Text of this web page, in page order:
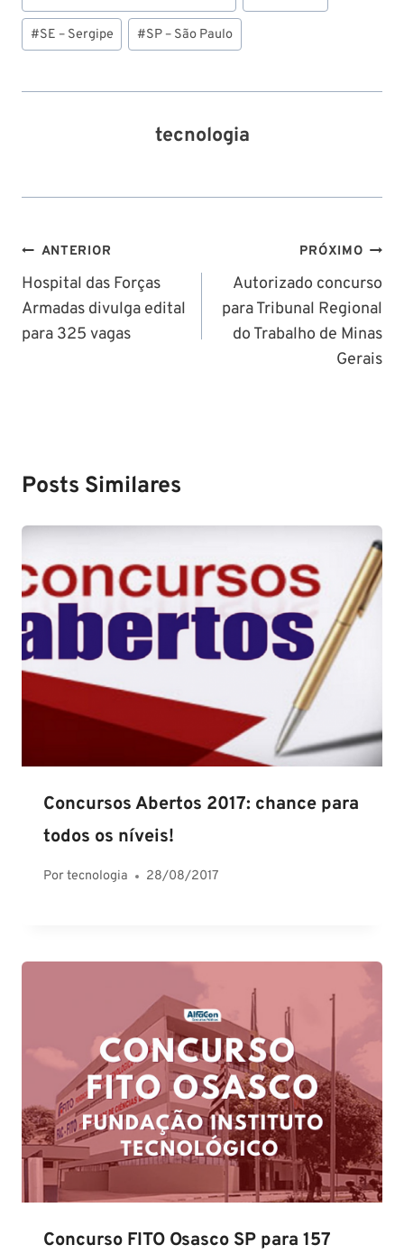
#SE – Sergipe #SP – São Paulo
tecnologia
Navegação
de
Post
ANTERIOR
Hospital das Forças
Armadas divulga edital
para 325 vagas
PRÓXIMO
Autorizado concurso
para Tribunal Regional
do Trabalho de Minas
Gerais
Posts Similares
Concursos Abertos 2017: chance para
todos os níveis!
Portecnologia 28/08/2017
Concurso FITO Osasco SP para 157